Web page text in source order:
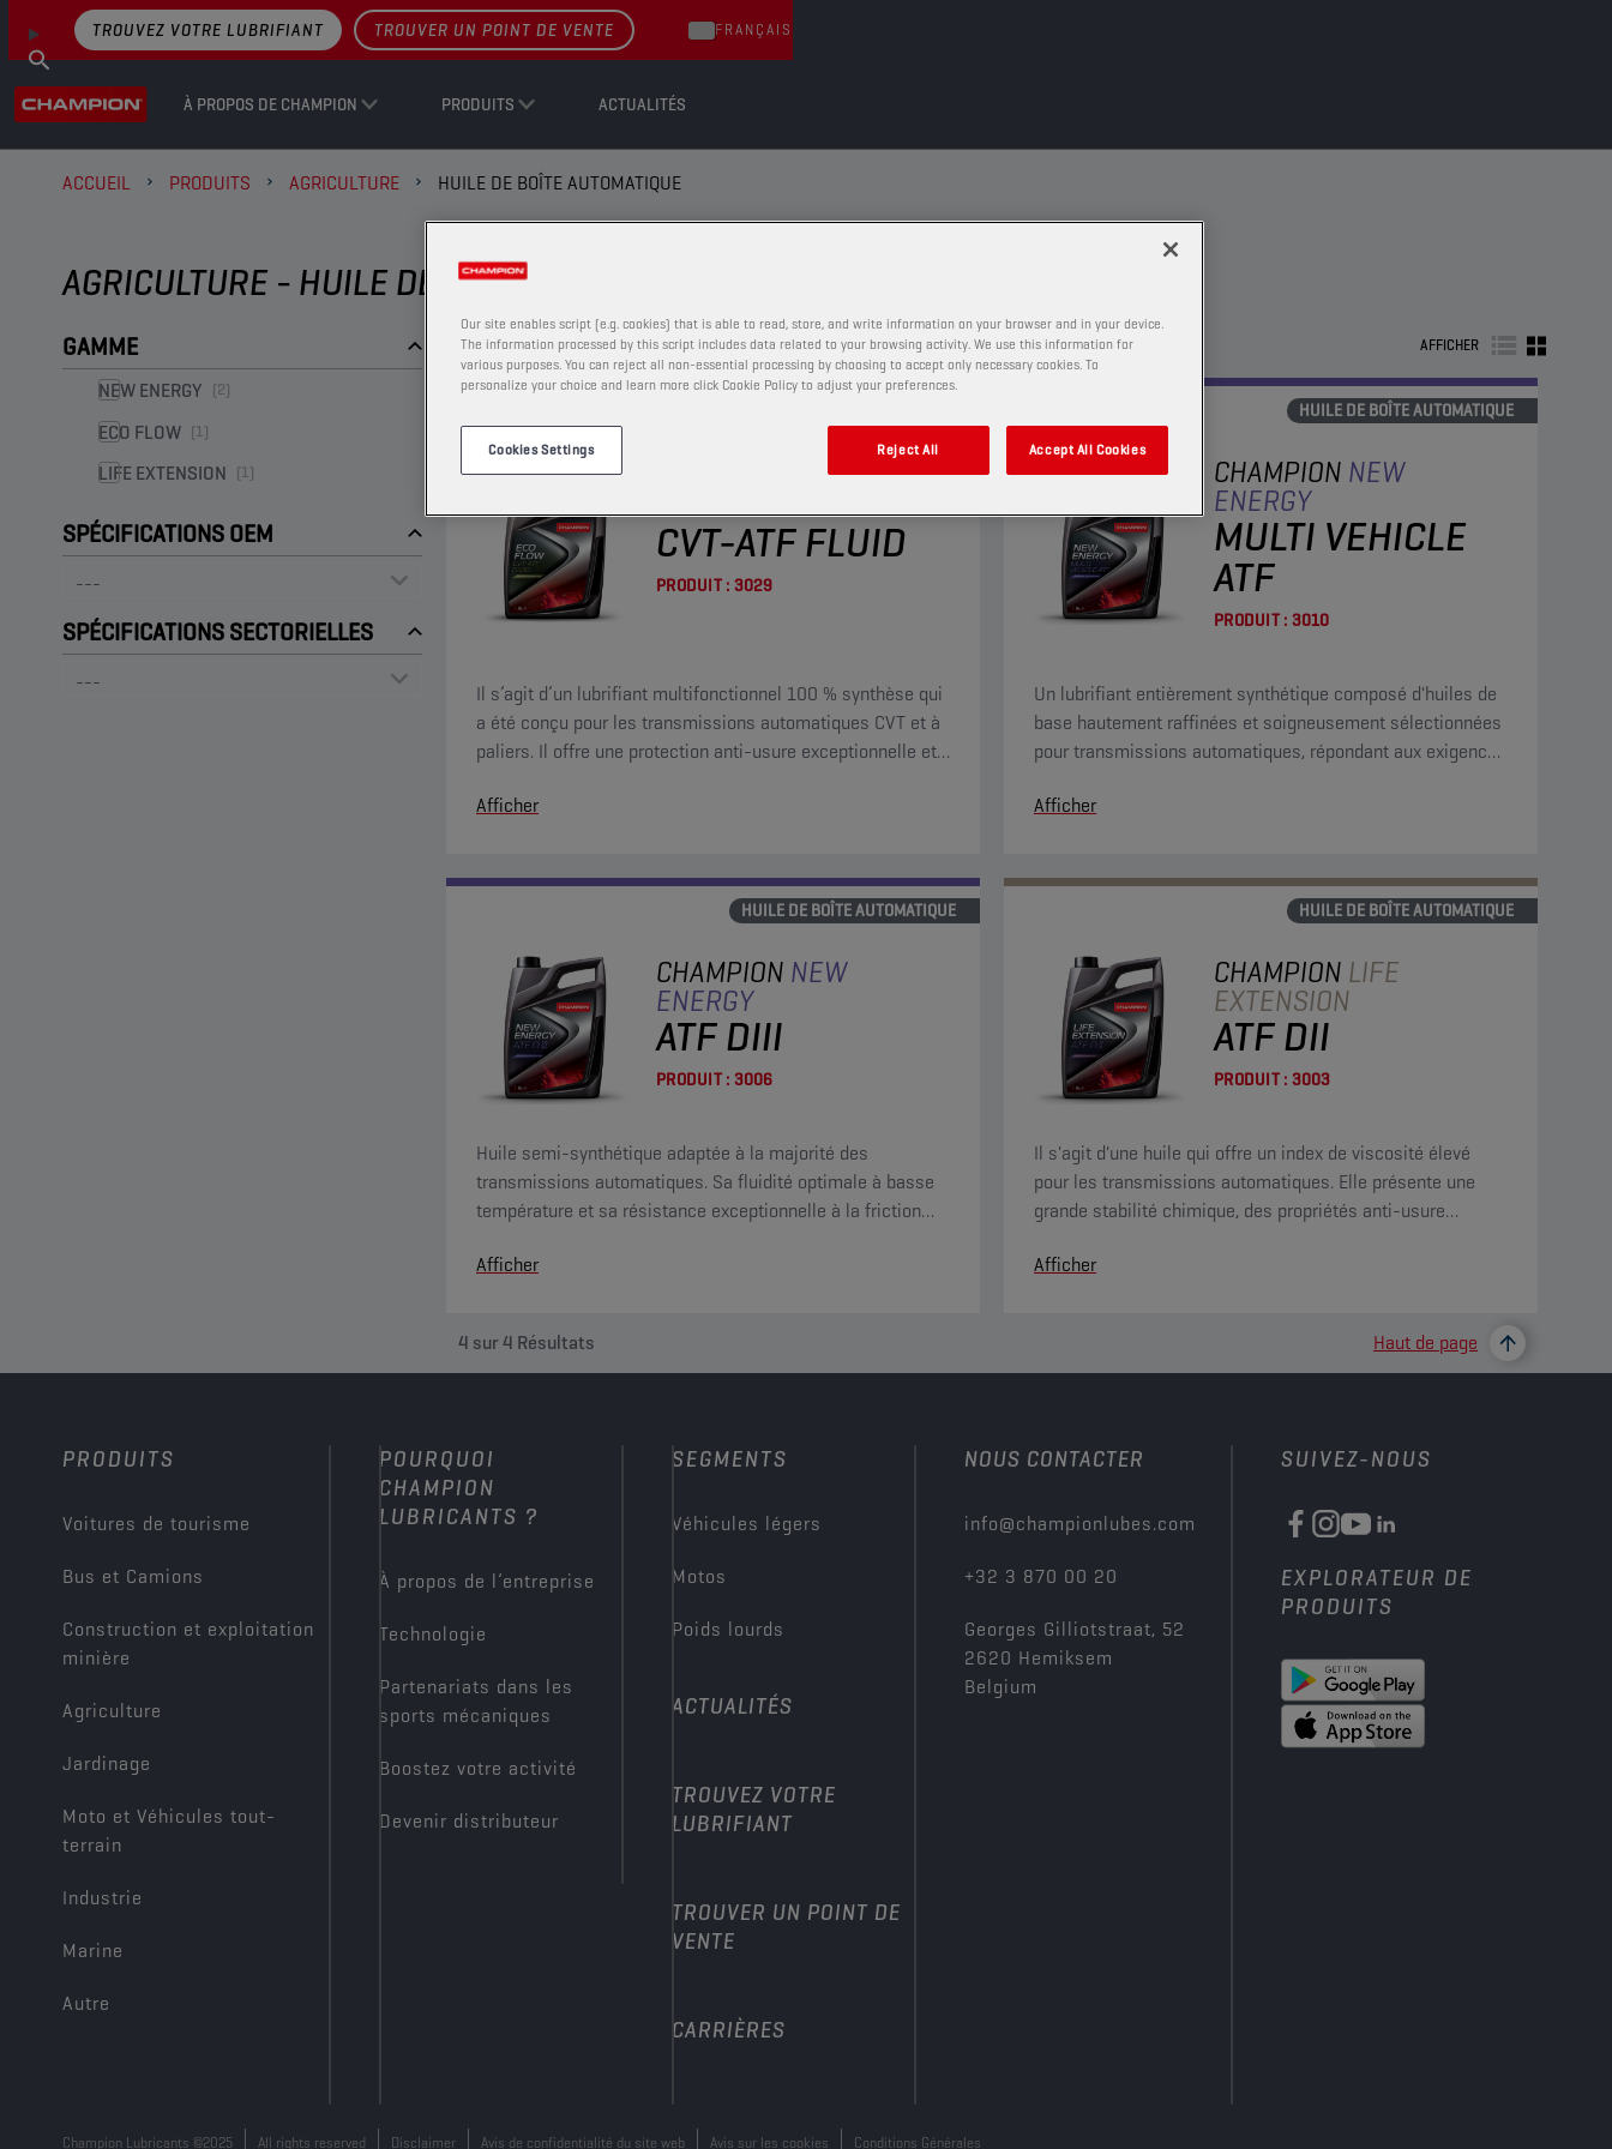
À PROPOS DE CHAMPION PRODUITS ACTUALITÉS
TROUVEZ VOTRE LUBRIFIANT TROUVER UN POINT DE VENTE FRANÇAIS
ACCUEIL PRODUITS AGRICULTURE HUILE DE BOÎTE AUTOMATIQUE
AGRICULTURE - HUILE DE BOÎTE AUTOMATIQUE
GAMME
NEW ENERGY (2)
ECO FLOW (1)
LIFE EXTENSION (1)
SPÉCIFICATIONS OEM
SPÉCIFICATIONS SECTORIELLES
AFFICHER
CHAMPIONECO FLOW
CVT-ATF FLUID
PRODUIT : 3029
Il s’agit d’un lubrifiant multifonctionnel 100 % synthèse qui
a été conçu pour les transmissions automatiques CVT et à
paliers. Il offre une protection anti-usure exceptionnelle et
Afficher
HUILE DE BOÎTE AUTOMATIQUE
CHAMPION NEW
ENERGY
MULTI VEHICLE
ATF
PRODUIT : 3010
Un lubrifiant entièrement synthétique composé d'huiles de
base hautement raffinées et soigneusement sélectionnées
pour transmissions automatiques, répondant aux exigences
européens.
Afficher
HUILE DE BOÎTE AUTOMATIQUE
CHAMPION NEW
ENERGY
ATF DIII
PRODUIT : 3006
Huile semi-synthétique adaptée à la majorité des
transmissions automatiques. Sa fluidité optimale à basse
température et sa résistance exceptionnelle à la friction
grand confort de conduite.
Afficher
HUILE DE BOÎTE AUTOMATIQUE
CHAMPION LIFE
EXTENSION
ATF DII
PRODUIT : 3003
Il s'agit d'une huile qui offre un index de viscosité élevé
pour les transmissions automatiques. Elle présente une
grande stabilité chimique, des propriétés anti-usure
Afficher
4 sur4 Résultats Haut de page
PRODUITS
Voitures de tourisme
Bus et Camions
Construction et exploitation
minière
Agriculture
Jardinage
Moto et Véhicules tout-
terrain
Industrie
Marine
Autre
POURQUOI
CHAMPION
LUBRICANTS ?
À propos de l’entreprise
Technologie
Partenariats dans les
sports mécaniques
Boostez votre activité
Devenir distributeur
SEGMENTS
Véhicules légers
Motos
Poids lourds
ACTUALITÉS
TROUVEZ VOTRE
LUBRIFIANT
TROUVER UN POINT DE
VENTE
CARRIÈRES
NOUS CONTACTER
info@championlubes.com
+32 3 870 00 20
Georges Gilliotstraat, 52
2620 Hemiksem
Belgium
SUIVEZ-NOUS
EXPLORATEUR DE
PRODUITS
Champion Lubricants ©2025 All rights reserved Disclaimer Avis de confidentialité du site web Avis sur les cookies Conditions Générales
Our site enables script (e.g. cookies) that is able to read, store, and write information on your browser and in your device.
The information processed by this script includes data related to your browsing activity. We use this information for
various purposes. You can reject all non-essential processing by choosing to accept only necessary cookies. To
personalize your choice and learn more click Cookie Policy to adjust your preferences.
Cookies Settings Reject All Accept All Cookies